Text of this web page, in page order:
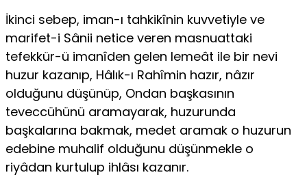
İkinci sebep, iman-ı tahkikînin kuvvetiyle ve
marifet-i Sânii netice veren masnuattaki
tefekkür-ü imanîden gelen lemeât ile bir nevi
huzur kazanıp, Hâlık-ı Rahîmin hazır, nâzır
olduğunu düşünüp, Ondan başkasının
teveccühünü aramayarak, huzurunda
başkalarına bakmak, medet aramak o huzurun
edebine muhalif olduğunu düşünmekle o
riyâdan kurtulup ihlâsı kazanır.